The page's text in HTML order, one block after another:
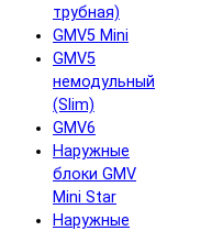
трубная)
GMV5 Mini
GMV5
немодульный
(Slim)
GMV6
Наружные
блоки GMV
Mini Star
Наружные